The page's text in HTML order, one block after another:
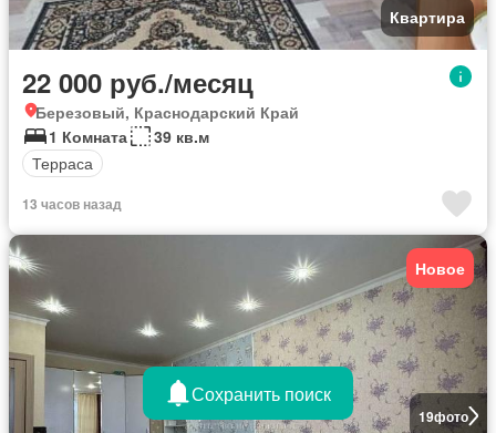
Квартира
22 000 руб./месяц
Березовый, Краснодарский Край
1 Комната
39 кв.м
Терраса
13 часов назад
19фото
Новое
Сохранить поиск